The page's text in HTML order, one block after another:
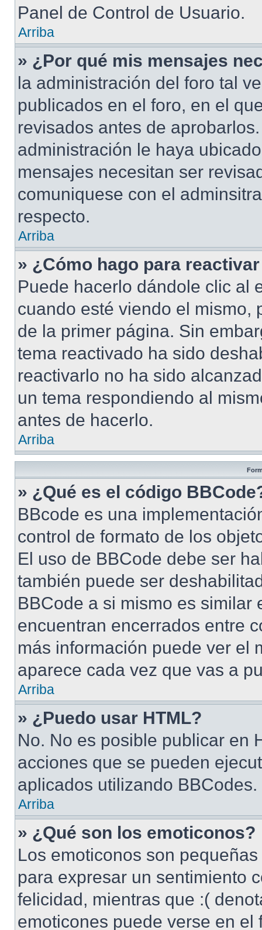
Panel de Control de Usuario.
Arriba
» ¿Por qué mis mensajes
la administración del foro tal
publicados en el foro, en el
revisados antes de
administración le haya
mensajes necesitan ser
comuniquese con el
respecto.
Arriba
» ¿Cómo hago para
Puede hacerlo dándole clic al
cuando esté viendo el mismo,
de la primer página. Sin
tema reactivado ha sido
reactivarlo no ha sido
un tema respondiendo al
antes de hacerlo.
Arriba
» ¿Qué es el código
BBcode es una
control de formato de los
El uso de BBCode debe ser
también puede ser
BBCode a si mismo es similar
encuentran encerrados entre
más información puede ver el
aparece cada vez que vas a
Arriba
» ¿Puedo usar HTML?
No. No es posible publicar en
acciones que se pueden
aplicados utilizando BBCodes.
Arriba
» ¿Qué son los emoticonos?
Los emoticonos son
para expresar un sentimiento
felicidad, mientras que :(
emoticones puede verse en